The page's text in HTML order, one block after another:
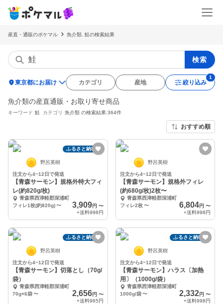
産直・通販のポケマル 魚介類, 鮭の検索結果
検索
location_on東京都にお届け カテゴリ 産地 絞り込み
魚介類の産直通販・お取り寄せ商品
キーワード 鮭 カテゴリ 魚介類 の検索結果:364件
おすすめ順
ふるさと納税可
野呂英樹
注文から4~12日で発送
【青森サーモン】規格外特大フィ
レ(約820g/枚)
青森県西津軽郡深浦町
フィレ1枚(約820g)〜 3,909円 〜
+送料998円
野呂英樹
注文から4~12日で発送
【青森サーモン】規格外フィレ
(約680g/枚)2枚〜
青森県西津軽郡深浦町
フィレ2枚 〜 6,804円 〜
+送料998円
ふるさと納税可
野呂英樹
注文から4~12日で発送
【青森サーモン】切落とし（70g/
袋）
青森県西津軽郡深浦町
70g×6袋〜 2,656円 〜
+送料965円
ふるさと納税可
野呂英樹
注文から4~12日で発送
【青森サーモン】ハラス〔加熱
用〕（1000g/袋）
青森県西津軽郡深浦町
1000g/袋 〜 2,332円 〜
+送料998円